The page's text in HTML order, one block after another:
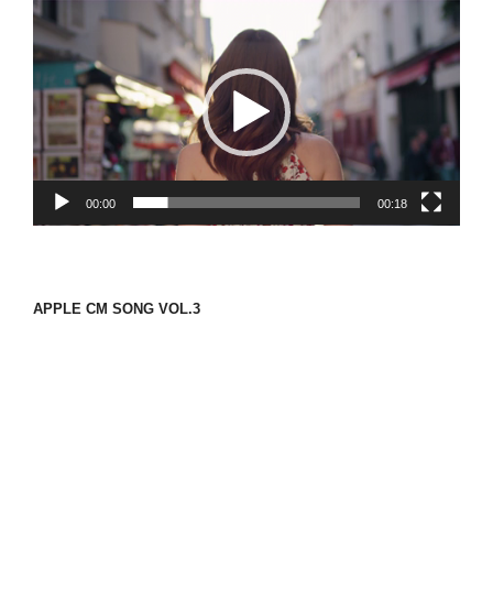
動
画
プ
レ
ー
ヤ
ー
00:00 00:18
APPLE CM SONG VOL.3